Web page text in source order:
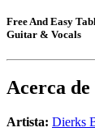
Free And Easy
Guitar & Vocals
Acerca de
Artista: Dierks